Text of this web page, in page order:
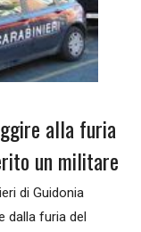
alla furia
un militare
di Guidonia
dalla furia del